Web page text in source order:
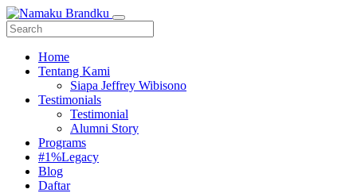
Home
Tentang Kami
Siapa Jeffrey Wibisono
Testimonials
Testimonial
Alumni Story
Programs
#1%Legacy
Blog
Daftar